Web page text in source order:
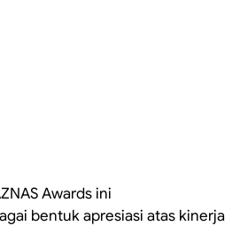
Awards ini
bentuk apresiasi atas kinerja